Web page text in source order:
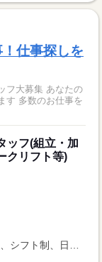
仕事探しを
フ大募集 あなたの
す 多数のお仕事を
ッフ(組立・加
クリフト等)
※お仕事によって異なります。 土日休み、シフト制、日勤、夜勤のみ、など、 ご希望をご相談ください！